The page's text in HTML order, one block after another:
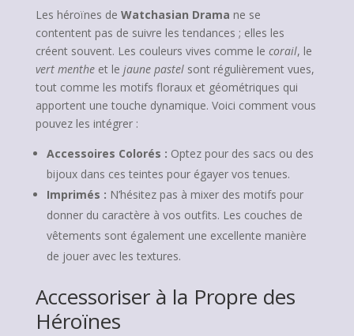
Les héroïnes de Watchasian Drama ne se
contentent pas de suivre les tendances ; elles les
créent souvent. Les couleurs vives comme le corail, le
vert mentheet le jaune pastelsont régulièrement vues,
tout comme les motifs floraux et géométriques qui
apportent une touche dynamique. Voici comment vous
pouvez les intégrer :
Accessoires Colorés : Optez pour des sacs ou des
bijoux dans ces teintes pour égayer vos tenues.
Imprimés : N’hésitez pas à mixer des motifs pour
donner du caractère à vos outfits. Les couches de
vêtements sont également une excellente manière
de jouer avec les textures.
Accessoriser à la Propre des
Héroïnes